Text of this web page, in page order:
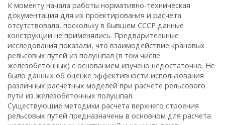
К моменту начала работы нормативно-техническая
документация для их проектирования и расчета
отсутствовала, поскольку в бывшем СССР данные
конструкции не применялись. Предварительные
исследования показали, что взаимодействие крановых
рельсовых путей из полушпал (в том числе
железобетонных) с основанием изучено недостаточно. Не
было данных об оценке эффективности использования
различных расчетных моделей при расчете рельсового
пути из железобетонных полушпал.
Существующие методики расчета верхнего строения
рельсовых путей предназначены в основном для расчета